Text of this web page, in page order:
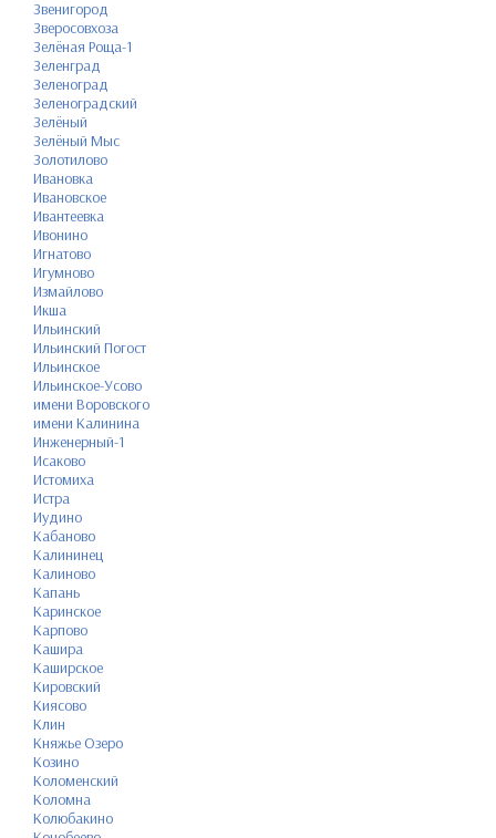
Звенигород
Зверосовхоза
Зелёная Роща-1
Зеленград
Зеленоград
Зеленоградский
Зелёный
Зелёный Мыс
Золотилово
Ивановка
Ивановское
Ивантеевка
Ивонино
Игнатово
Игумново
Измайлово
Икша
Ильинский
Ильинский Погост
Ильинское
Ильинское-Усово
имени Воровского
имени Калинина
Инженерный-1
Исаково
Истомиха
Истра
Иудино
Кабаново
Калининец
Калиново
Капань
Каринское
Карпово
Кашира
Каширское
Кировский
Киясово
Клин
Княжье Озеро
Козино
Коломенский
Коломна
Колюбакино